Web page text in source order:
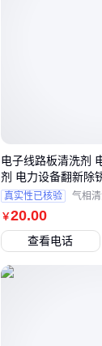
三、
选型
么？
场
￥20.00
电子线路板清洗剂
剂 电力设备翻新除
真实性已核验 气相
查看电话